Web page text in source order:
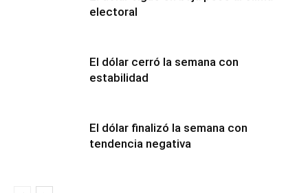
electoral
El dólar cerró la semana con
estabilidad
El dólar finalizó la semana con
tendencia negativa